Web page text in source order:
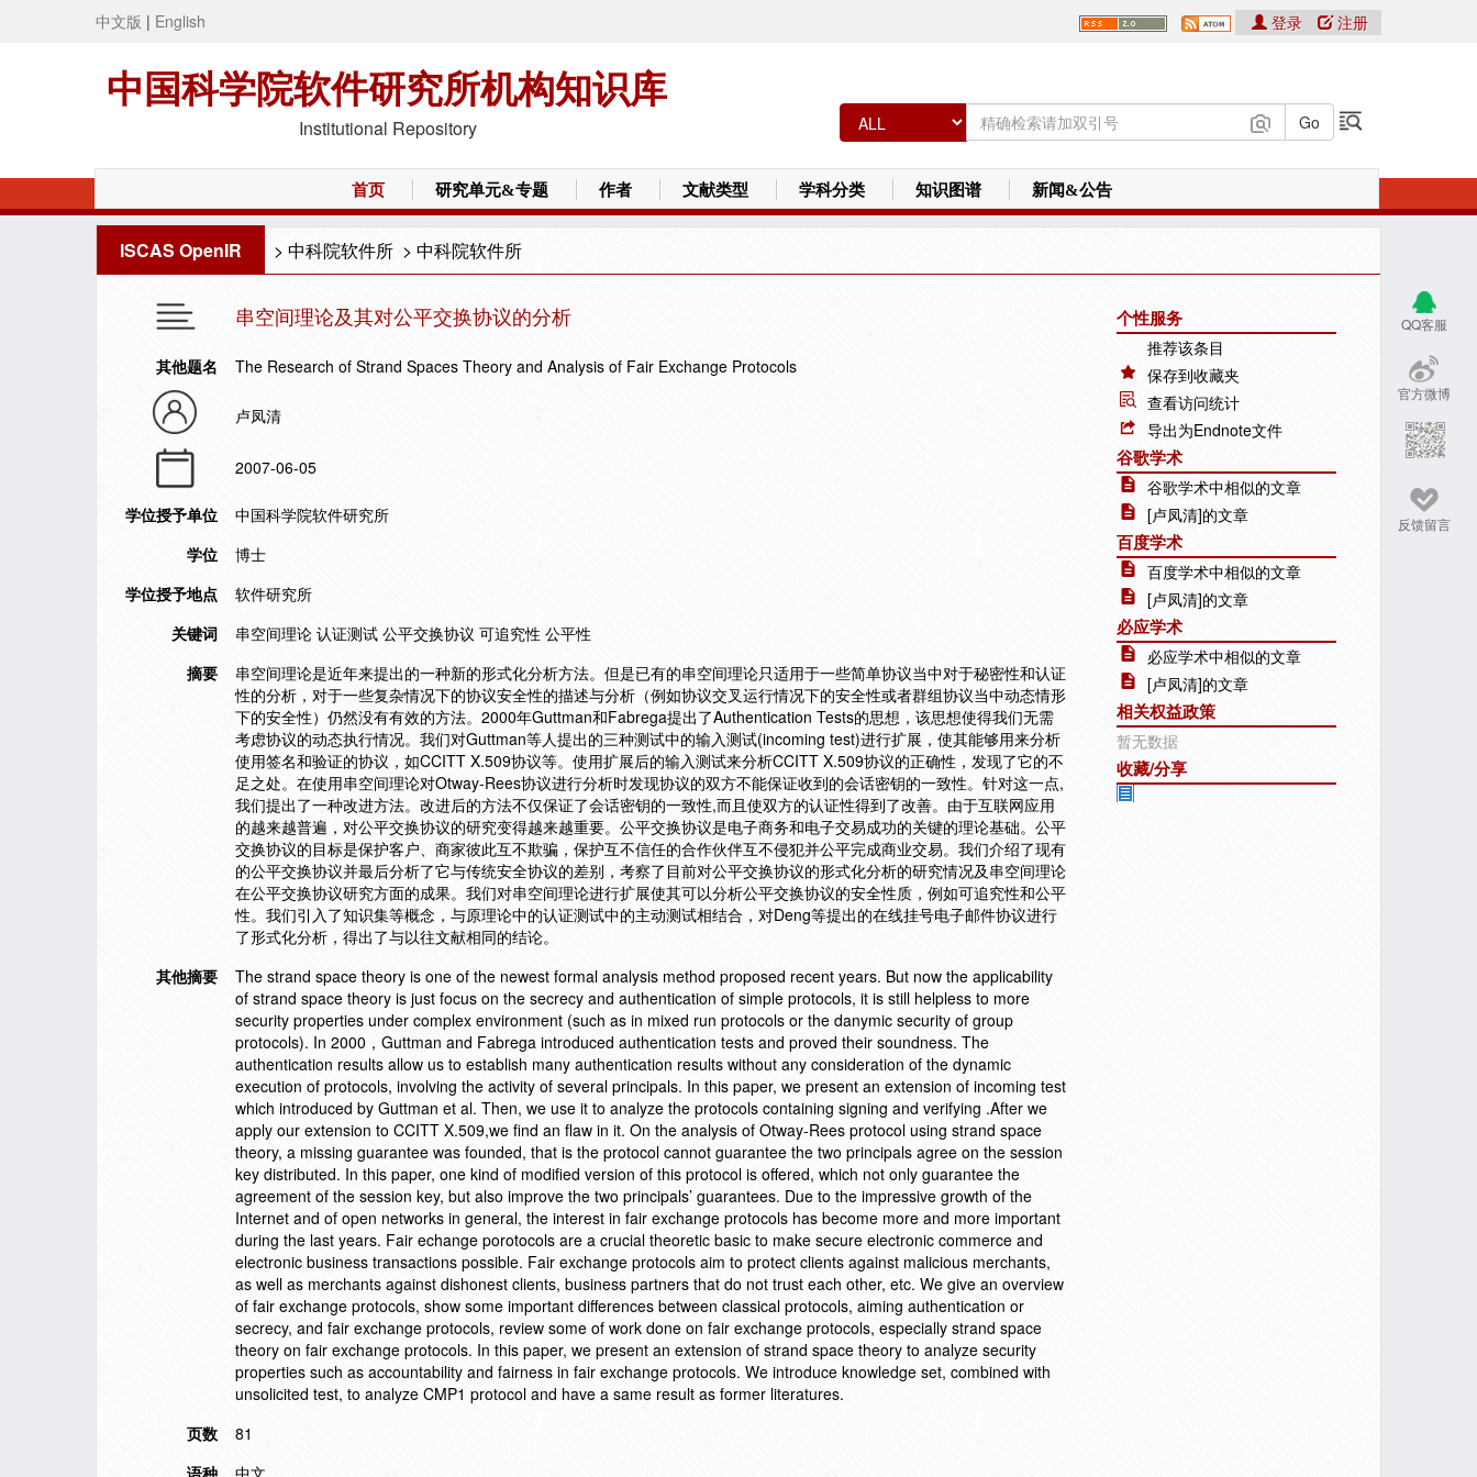
中文版 | English
中国科学院软件研究所机构知识库
Institutional Repository
登录 注册
首页 研究单元&专题 作者 文献类型 学科分类 知识图谱 新闻&公告
ISCAS OpenIR > 中科院软件所 > 中科院软件所
QQ客服
官方微博
反馈留言
串空间理论及其对公平交换协议的分析
其他题名 The Research of Strand Spaces Theory and Analysis of Fair Exchange Protocols
卢凤清
2007-06-05
学位授予单位
中国科学院软件研究所
学位
博士
学位授予地点
软件研究所
关键词
串空间理论 认证测试 公平交换协议 可追究性 公平性
摘要
串空间理论是近年来提出的一种新的形式化分析方法。但是已有的串空间理论只适用于一些简单协议当中对于秘密性和认证
性的分析，对于一些复杂情况下的协议安全性的描述与分析（例如协议交叉运行情况下的安全性或者群组协议当中动态情形
下的安全性）仍然没有有效的方法。2000年Guttman和Fabrega提出了Authentication Tests的思想，该思想使得我们无需
考虑协议的动态执行情况。我们对Guttman等人提出的三种测试中的输入测试(incoming test)进行扩展，使其能够用来分析
使用签名和验证的协议，如CCITT X.509协议等。使用扩展后的输入测试来分析CCITT X.509协议的正确性，发现了它的不
足之处。在使用串空间理论对Otway-Rees协议进行分析时发现协议的双方不能保证收到的会话密钥的一致性。针对这一点,
我们提出了一种改进方法。改进后的方法不仅保证了会话密钥的一致性,而且使双方的认证性得到了改善。由于互联网应用
的越来越普遍，对公平交换协议的研究变得越来越重要。公平交换协议是电子商务和电子交易成功的关键的理论基础。公平
交换协议的目标是保护客户、商家彼此互不欺骗，保护互不信任的合作伙伴互不侵犯并公平完成商业交易。我们介绍了现有
的公平交换协议并最后分析了它与传统安全协议的差别，考察了目前对公平交换协议的形式化分析的研究情况及串空间理论
在公平交换协议研究方面的成果。我们对串空间理论进行扩展使其可以分析公平交换协议的安全性质，例如可追究性和公平
性。我们引入了知识集等概念，与原理论中的认证测试中的主动测试相结合，对Deng等提出的在线挂号电子邮件协议进行
了形式化分析，得出了与以往文献相同的结论。
其他摘要
The strand space theory is one of the newest formal analysis method proposed recent years. But now the applicability
of strand space theory is just focus on the secrecy and authentication of simple protocols, it is still helpless to more
security properties under complex environment (such as in mixed run protocols or the danymic security of group
protocols). In 2000，Guttman and Fabrega introduced authentication tests and proved their soundness. The
authentication results allow us to establish many authentication results without any consideration of the dynamic
execution of protocols, involving the activity of several principals. In this paper, we present an extension of incoming test
which introduced by Guttman et al. Then, we use it to analyze the protocols containing signing and verifying .After we
apply our extension to CCITT X.509,we find an flaw in it. On the analysis of Otway-Rees protocol using strand space
theory, a missing guarantee was founded, that is the protocol cannot guarantee the two principals agree on the session
key distributed. In this paper, one kind of modified version of this protocol is offered, which not only guarantee the
agreement of the session key, but also improve the two principals’ guarantees. Due to the impressive growth of the
Internet and of open networks in general, the interest in fair exchange protocols has become more and more important
during the last years. Fair echange porotocols are a crucial theoretic basic to make secure electronic commerce and
electronic business transactions possible. Fair exchange protocols aim to protect clients against malicious merchants,
as well as merchants against dishonest clients, business partners that do not trust each other, etc. We give an overview
of fair exchange protocols, show some important differences between classical protocols, aiming authentication or
secrecy, and fair exchange protocols, review some of work done on fair exchange protocols, especially strand space
theory on fair exchange protocols. In this paper, we present an extension of strand space theory to analyze security
properties such as accountability and fairness in fair exchange protocols. We introduce knowledge set, combined with
unsolicited test, to analyze CMP1 protocol and have a same result as former literatures.
页数
81
语种
中文
个性服务
推荐该条目
保存到收藏夹
查看访问统计
导出为Endnote文件
谷歌学术
谷歌学术中相似的文章
[卢凤清]的文章
百度学术
百度学术中相似的文章
[卢凤清]的文章
必应学术
必应学术中相似的文章
[卢凤清]的文章
相关权益政策
暂无数据
收藏/分享